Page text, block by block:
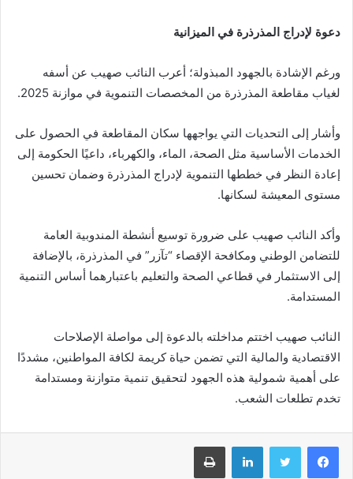
دعوة لإدراج المذرذرة في الميزانية
ورغم الإشادة بالجهود المبذولة؛ أعرب النائب صهيب عن أسفه
لغياب مقاطعة المذرذرة من المخصصات التنموية في موازنة 2025.
وأشار إلى التحديات التي يواجهها سكان المقاطعة في الحصول على
الخدمات الأساسية مثل الصحة، الماء، والكهرباء، داعيًا الحكومة إلى
إعادة النظر في خططها التنموية لإدراج المذرذرة وضمان تحسين
مستوى المعيشة لسكانها.
وأكد النائب صهيب على ضرورة توسيع أنشطة المندوبية العامة
للتضامن الوطني ومكافحة الإقصاء “تآزر” في المذرذرة، بالإضافة
إلى الاستثمار في قطاعي الصحة والتعليم باعتبارهما أساس التنمية
المستدامة.
النائب صهيب اختتم مداخلته بالدعوة إلى مواصلة الإصلاحات
الاقتصادية والمالية التي تضمن حياة كريمة لكافة المواطنين، مشددًا
على أهمية شمولية هذه الجهود لتحقيق تنمية متوازنة ومستدامة
تخدم تطلعات الشعب.
فيسبوك تويتر لينكدإن طباعة